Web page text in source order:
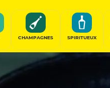
CHAMPAGNES SPIRITUEUX